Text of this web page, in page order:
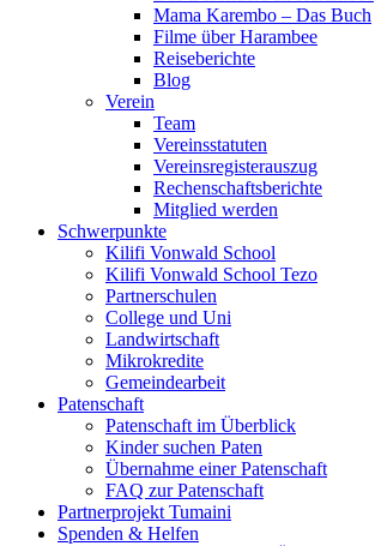
Mama Karembo – Das Buch
Filme über Harambee
Reiseberichte
Blog
Verein
Team
Vereinsstatuten
Vereinsregisterauszug
Rechenschaftsberichte
Mitglied werden
Schwerpunkte
Kilifi Vonwald School
Kilifi Vonwald School Tezo
Partnerschulen
College und Uni
Landwirtschaft
Mikrokredite
Gemeindearbeit
Patenschaft
Patenschaft im Überblick
Kinder suchen Paten
Übernahme einer Patenschaft
FAQ zur Patenschaft
Partnerprojekt Tumaini
Spenden & Helfen